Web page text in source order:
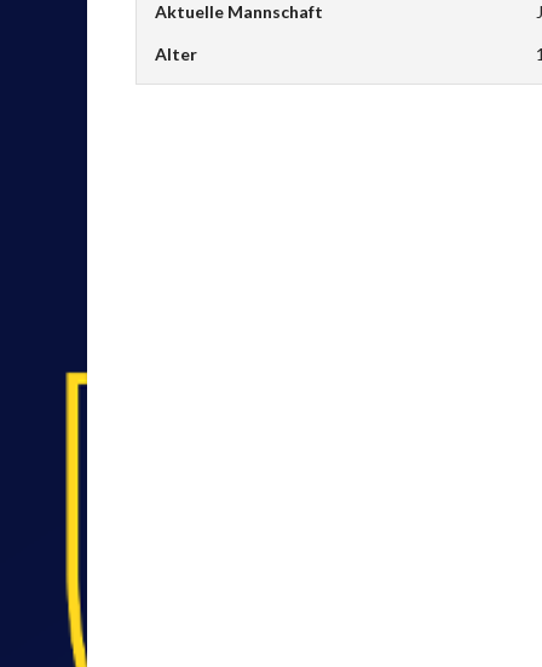
Aktuelle Mannschaft
Alter 1